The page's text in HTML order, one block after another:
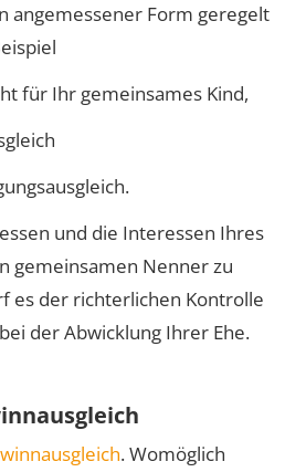
angemessener Form geregelt
für Ihr gemeinsames Kind,
und die Interessen Ihres
gemeinsamen Nenner zu
es der richterlichen Kontrolle
der Abwicklung Ihrer Ehe.
. Womöglich